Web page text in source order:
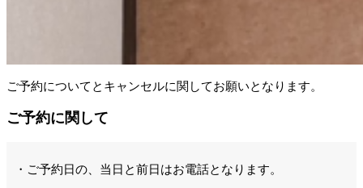
ご予約についてとキャンセルに関してお願いとなります。
ご予約に関して
・ご予約日の、当日と前日はお電話となります。